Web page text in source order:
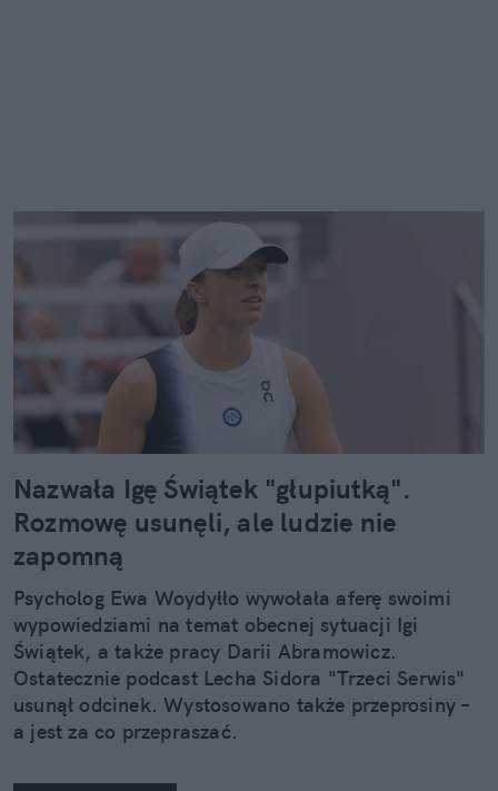
Nazwała Igę Świątek "głupiutką".
Rozmowę usunęli, ale ludzie nie
zapomną
Psycholog Ewa Woydyłło wywołała aferę swoimi
wypowiedziami na temat obecnej sytuacji Igi
Świątek, a także pracy Darii Abramowicz.
Ostatecznie podcast Lecha Sidora "Trzeci Serwis"
usunął odcinek. Wystosowano także przeprosiny –
a jest za co przepraszać.